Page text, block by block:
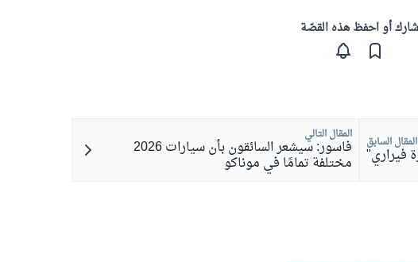
شارك أو احفظ هذه القصّة
المقال السابق
فيراري"
المقال التالي
فاسور: سيشعر السائقون بأن سيارات 2026
مختلفة تمامًا في موناكو